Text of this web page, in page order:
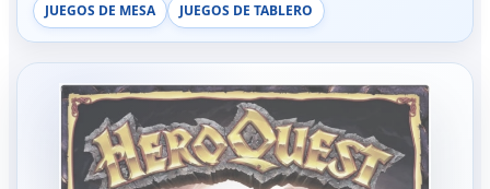
JUEGOS DE MESA
JUEGOS DE TABLERO